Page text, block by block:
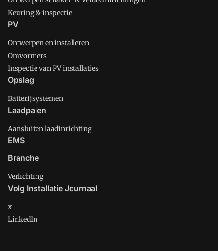
Keuring & inspectie
PV
Ontwerpen en installeren
Omvormers
Inspectie van PV installaties
Opslag
Batterijsystemen
Laadpalen
Aansluiten laadinrichting
EMS
Branche
Verlichting
Volg Installatie Journaal
x
LinkedIn